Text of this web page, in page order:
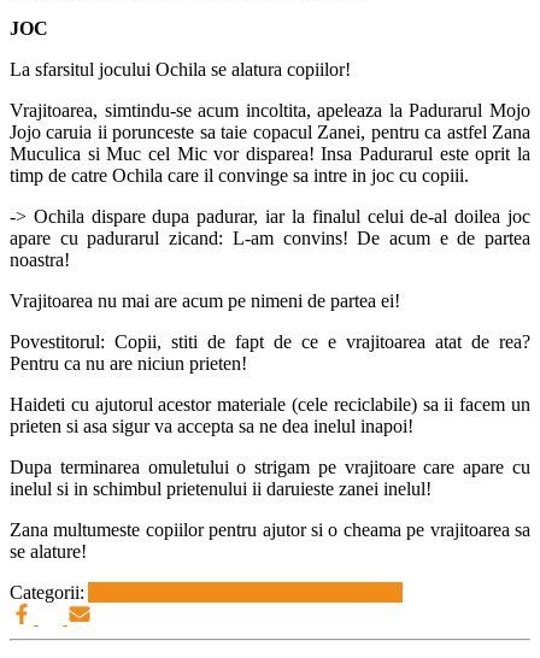
JOC
La sfarsitul jocului Ochila se alatura copiilor!
Vrajitoarea, simtindu-se acum incoltita, apeleaza la Padurarul Mojo
Jojo caruia ii porunceste sa taie copacul Zanei, pentru ca astfel Zana
Muculica si Muc cel Mic vor disparea! Insa Padurarul este oprit la
timp de catre Ochila care il convinge sa intre in joc cu copiii.
-> Ochila dispare dupa padurar, iar la finalul celui de-al doilea joc
apare cu padurarul zicand: L-am convins! De acum e de partea
noastra!
Vrajitoarea nu mai are acum pe nimeni de partea ei!
Povestitorul: Copii, stiti de fapt de ce e vrajitoarea atat de rea?
Pentru ca nu are niciun prieten!
Haideti cu ajutorul acestor materiale (cele reciclabile) sa ii facem un
prieten si asa sigur va accepta sa ne dea inelul inapoi!
Dupa terminarea omuletului o strigam pe vrajitoare care apare cu
inelul si in schimbul prietenului ii daruieste zanei inelul!
Zana multumeste copiilor pentru ajutor si o cheama pe vrajitoarea sa
se alature!
Categorii: